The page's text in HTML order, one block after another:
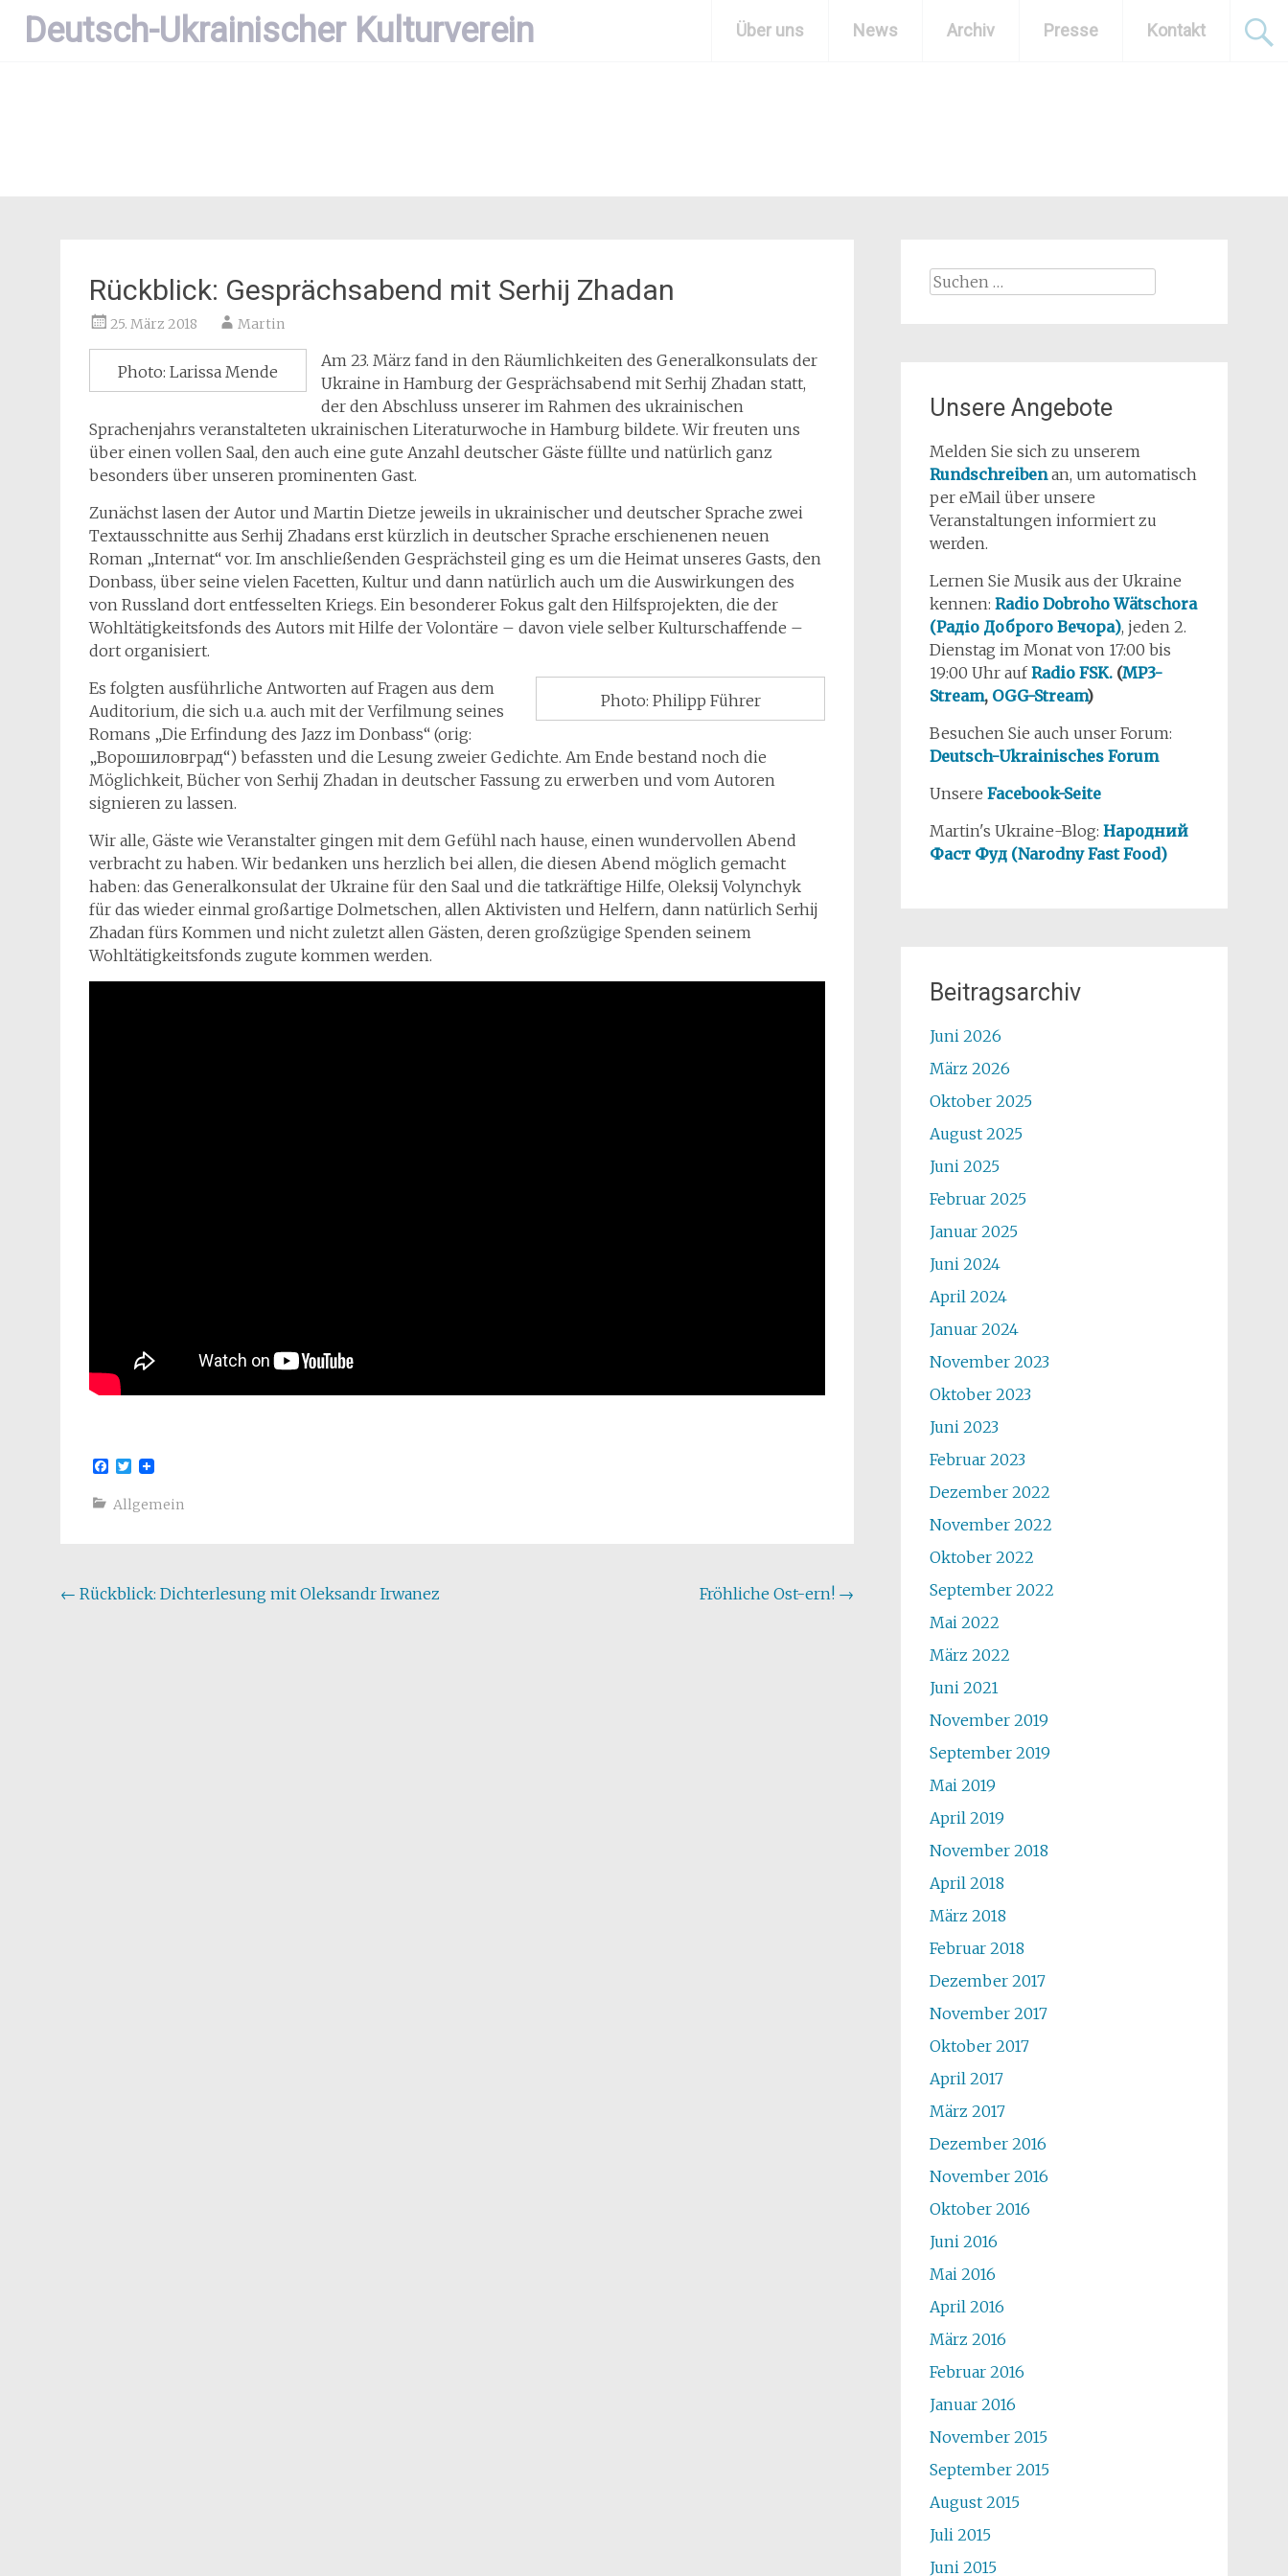
Zum
InhaltDeutsch-Ukrainischer Kulturverein Über uns News Archiv Presse Kontakt
Rückblick: Gesprächsabend mit Serhij Zhadan
25. März 2018 Martin
Photo: Larissa Mende
Am 23. März fand in den Räumlichkeiten des Generalkonsulats der
Ukraine in Hamburg der Gesprächsabend mit Serhij Zhadan statt,
der den Abschluss unserer im Rahmen des ukrainischen
Sprachenjahrs veranstalteten ukrainischen Literaturwoche in Hamburg bildete. Wir freuten uns
über einen vollen Saal, den auch eine gute Anzahl deutscher Gäste füllte und natürlich ganz
besonders über unseren prominenten Gast.
Zunächst lasen der Autor und Martin Dietze jeweils in ukrainischer und deutscher Sprache zwei
Textausschnitte aus Serhij Zhadans erst kürzlich in deutscher Sprache erschienenen neuen
Roman „Internat“ vor. Im anschließenden Gesprächsteil ging es um die Heimat unseres Gasts, den
Donbass, über seine vielen Facetten, Kultur und dann natürlich auch um die Auswirkungen des
von Russland dort entfesselten Kriegs. Ein besonderer Fokus galt den Hilfsprojekten, die der
Wohltätigkeitsfonds des Autors mit Hilfe der Volontäre – davon viele selber Kulturschaffende –
dort organisiert.
Photo: Philipp Führer
Es folgten ausführliche Antworten auf Fragen aus dem
Auditorium, die sich u.a. auch mit der Verfilmung seines
Romans „Die Erfindung des Jazz im Donbass“ (orig:
„Ворошиловград“) befassten und die Lesung zweier Gedichte. Am Ende bestand noch die
Möglichkeit, Bücher von Serhij Zhadan in deutscher Fassung zu erwerben und vom Autoren
signieren zu lassen.
Wir alle, Gäste wie Veranstalter gingen mit dem Gefühl nach hause, einen wundervollen Abend
verbracht zu haben. Wir bedanken uns herzlich bei allen, die diesen Abend möglich gemacht
haben: das Generalkonsulat der Ukraine für den Saal und die tatkräftige Hilfe, Oleksij Volynchyk
für das wieder einmal großartige Dolmetschen, allen Aktivisten und Helfern, dann natürlich Serhij
Zhadan fürs Kommen und nicht zuletzt allen Gästen, deren großzügige Spenden seinem
Wohltätigkeitsfonds zugute kommen werden.
Facebook
Twitter
Allgemein
Beitragsnavigation
← Rückblick: Dichterlesung mit Oleksandr Irwanez Fröhliche Ost-ern! →
Suchen
Unsere Angebote
Melden Sie sich zu unserem
Rundschreibenan, um automatisch
per eMail über unsere
Veranstaltungen informiert zu
werden.
Lernen Sie Musik aus der Ukraine
kennen: Radio Dobroho Wätschora
(Радіо Доброго Вечора), jeden 2.
Dienstag im Monat von 17:00 bis
19:00 Uhr aufRadio FSK.(MP3-
Stream, OGG-Stream)
Besuchen Sie auch unser Forum:
Deutsch-Ukrainisches Forum
Unsere Facebook-Seite
Martin's Ukraine-Blog: Народний
Фаст Фуд (Narodny Fast Food)
Beitragsarchiv
Juni 2026
März 2026
Oktober 2025
August 2025
Juni 2025
Februar 2025
Januar 2025
Juni 2024
April 2024
Januar 2024
November 2023
Oktober 2023
Juni 2023
Februar 2023
Dezember 2022
November 2022
Oktober 2022
September 2022
Mai 2022
März 2022
Juni 2021
November 2019
September 2019
Mai 2019
April 2019
November 2018
April 2018
März 2018
Februar 2018
Dezember 2017
November 2017
Oktober 2017
April 2017
März 2017
Dezember 2016
November 2016
Oktober 2016
Juni 2016
Mai 2016
April 2016
März 2016
Februar 2016
Januar 2016
November 2015
September 2015
August 2015
Juli 2015
Juni 2015